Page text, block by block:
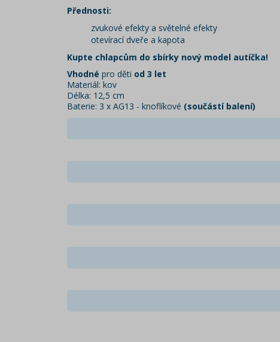
Přednosti:
zvukové efekty a světelné efekty
otevírací dveře a kapota
Kupte chlapcům do sbírky nový model autíčka!
Vhodné pro děti od 3 let
Materiál: kov
Délka: 12,5 cm
Baterie: 3 x AG13 - knoflíkové (součástí balení)